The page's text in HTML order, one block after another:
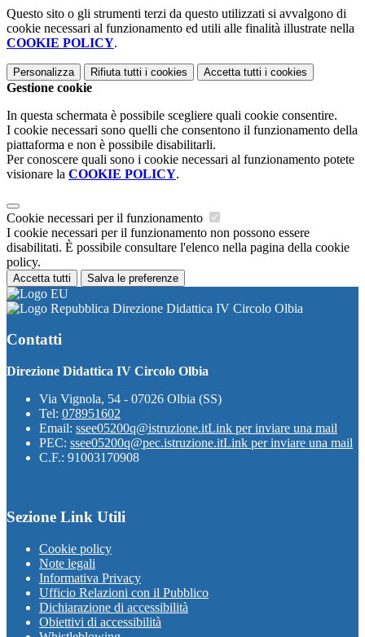
Questo sito o gli strumenti terzi da questo utilizzati si avvalgono di
cookie necessari al funzionamento ed utili alle finalità illustrate nella
COOKIE POLICY.
Personalizza Rifiuta tutti i cookies Accetta tutti i cookies
Gestione cookie
In questa schermata è possibile scegliere quali cookie consentire.
I cookie necessari sono quelli che consentono il funzionamento della
piattaforma e non è possibile disabilitarli.
Per conoscere quali sono i cookie necessari al funzionamento potete
visionare la COOKIE POLICY.
Cookie necessari per il funzionamento
I cookie necessari per il funzionamento non possono essere
disabilitati. È possibile consultare l'elenco nella pagina della cookie
policy.
Accetta tutti Salva le preferenze
Direzione Didattica IV Circolo Olbia
Contatti
Direzione Didattica IV Circolo Olbia
Via Vignola, 54 - 07026 Olbia (SS)
Tel: 078951602
Email: ssee05200q@istruzione.itLink per inviare una mail
PEC: ssee05200q@pec.istruzione.itLink per inviare una mail
C.F.: 91003170908
Sezione Link Utili
Cookie policy
Note legali
Informativa Privacy
Ufficio Relazioni con il Pubblico
Dichiarazione di accessibilità
Obiettivi di accessibilità